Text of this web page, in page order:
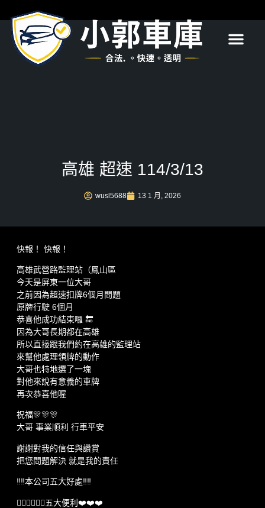
高雄 超速 114/3/13
wusl5688 13 1 月, 2026
快報！ 快報！
高雄武營路監理站（鳳山區
今天是屏東一位大哥
之前因為超速扣牌6個月問題
原牌行駛 6個月
恭喜他成功結束囉 🔚
因為大哥長期都在高雄
所以直接跟我們約在高雄的監理站
來幫他處理領牌的動作
大哥也特地選了一塊
對他來說有意義的車牌
再次恭喜他喔
祝福🎊🎊🎊
大哥 事業順利 行車平安
謝謝對我的信任與讚賞
把您問題解決 就是我的責任
‼️‼️本公司五大好處‼️‼️
💁🏻‍♂️💁🏻‍♂️五大便利❤️❤️❤️